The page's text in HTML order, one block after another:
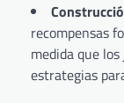
recompensas
medida que
estrategias